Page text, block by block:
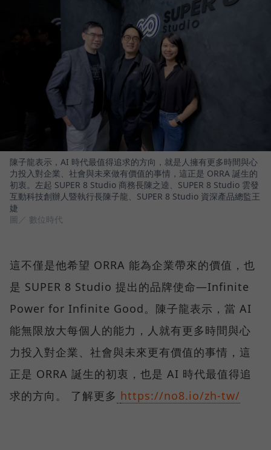
陳子龍表示，AI 時代最值得追求的方向，就是人擁有更多時間與心
力投入對企業、社會與未來做有價值的事情，這正是 ORRA 誕生的
初衷。左起 SUPER 8 Studio 商務長陳之逵、SUPER 8 Studio 雲發
互動科技創辦人暨執行長陳子龍、SUPER 8 Studio 資深產品總監王
婕
圖／ 數位時代
這不僅是他希望 ORRA 能為企業帶來的價值，也
是 SUPER 8 Studio 提出的品牌使命—Infinite
Power for Infinite Good。陳子龍表示，當 AI
能無限放大每個人的能力，人就有更多時間與心
力投入對企業、社會與未來更有價值的事情，這
正是 ORRA 誕生的初衷，也是 AI 時代最值得追
求的方向。 了解更多 https://no8.io/zh-tw/